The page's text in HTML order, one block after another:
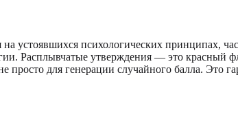
устоявшихся психологических принципах,
Расплывчатые утверждения — это красный
для генерации случайного балла. Это